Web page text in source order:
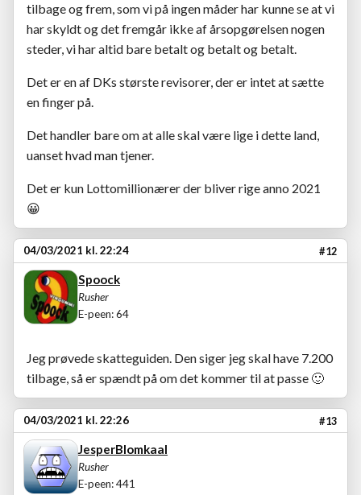
tilbage og frem, som vi på ingen måder har kunne se at vi
har skyldt og det fremgår ikke af årsopgørelsen nogen
steder, vi har altid bare betalt og betalt og betalt.
Det er en af DKs største revisorer, der er intet at sætte
en finger på.
Det handler bare om at alle skal være lige i dette land,
uanset hvad man tjener.
Det er kun Lottomillionærer der bliver rige anno 2021
😀
04/03/2021 kl. 22:24 #12
Spoock
Rusher
E-peen: 64
Jeg prøvede skatteguiden. Den siger jeg skal have 7.200
tilbage, så er spændt på om det kommer til at passe 🙂
04/03/2021 kl. 22:26 #13
JesperBlomkaal
Rusher
E-peen: 441